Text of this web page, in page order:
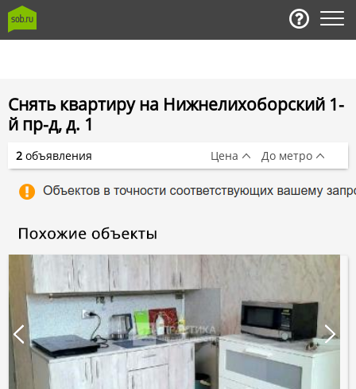
Снять квартиру на Нижнелихоборский 1-
й пр-д, д. 1
2 объявления Цена До метро